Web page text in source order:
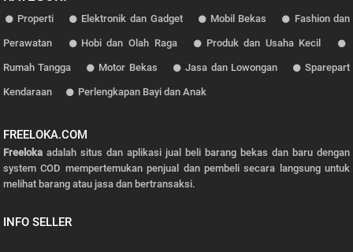
Properti Elektronik dan Gadget Mobil Bekas Fashion dan
Perawatan Hobi dan Olah Raga Produk dan Usaha Kecil
Rumah Tangga Motor Bekas Jasa dan Lowongan Sparepart
Kendaraan Perlengkapan Bayi dan Anak
FREELOKA.COM
Freelokaadalah situs dan aplikasi jual beli barang bekas dan baru dengan
system COD mempertemukan penjual dan pembeli secara langsung untuk
melihat barang atau jasa dan bertransaksi.
INFO SELLER